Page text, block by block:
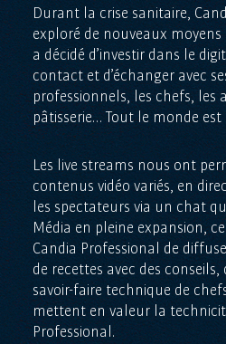
Durant la crise sanitaire,
exploré de nouveaux
a décidé d’investir dans le
contact et d’échanger avec
professionnels, les chefs, les
pâtisserie… Tout le monde
Les live streams nous ont
contenus vidéo variés, en
les spectateurs via un chat
Média en pleine expansion,
Candia Professional de
de recettes avec des
savoir-faire technique de
mettent en valeur la
Professional.